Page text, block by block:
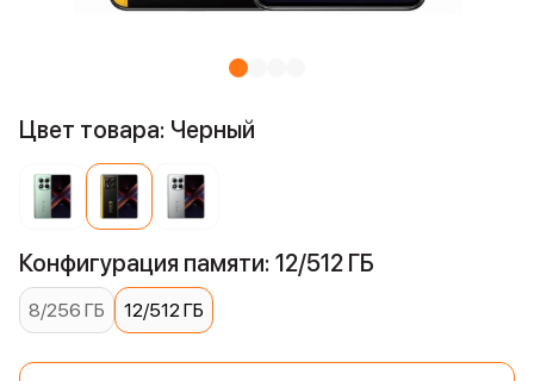
Цвет товара: Черный
Конфигурация памяти: 12/512 ГБ
8/256 ГБ 12/512 ГБ